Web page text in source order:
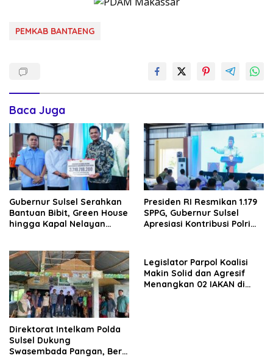
PEMKAB BANTAENG
Baca Juga
Gubernur Sulsel Serahkan
Bantuan Bibit, Green House
hingga Kapal Nelayan
Presiden RI Resmikan 1.179
SPPG, Gubernur Sulsel
Apresiasi Kontribusi Polri
Direktorat Intelkam Polda
Sulsel Dukung
Swasembada Pangan, Beri
Legislator Parpol Koalisi
Makin Solid dan Agresif
Menangkan 02 IAKAN di